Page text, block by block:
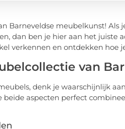
Barneveldse meubelkunst! Als
dan ben je hier aan het juiste
verkennen en ontdekken
van
denk je waarschijnlijk
aspecten perfect